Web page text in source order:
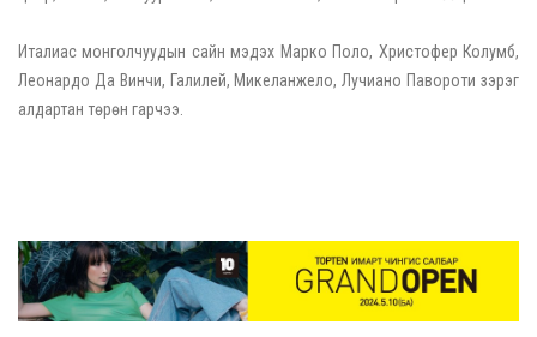
Италиас монголчуудын сайн мэдэх Марко Поло, Христофер Колумб,
Леонардо Да Винчи, Галилей, Микеланжело, Лучиано Павороти зэрэг
алдартан төрөн гарчээ.